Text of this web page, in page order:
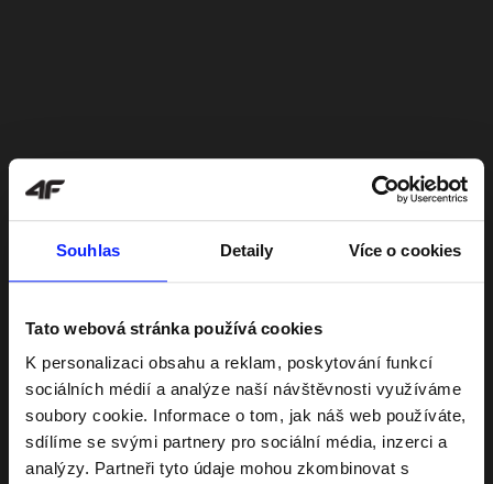
Souhlas Detaily Více o cookies
Tato webová stránka používá cookies
K personalizaci obsahu a reklam, poskytování funkcí
sociálních médií a analýze naší návštěvnosti využíváme
soubory cookie. Informace o tom, jak náš web používáte,
sdílíme se svými partnery pro sociální média, inzerci a
analýzy. Partneři tyto údaje mohou zkombinovat s